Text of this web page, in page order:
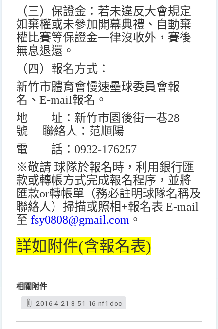
（三）保證金：若未違反大會規定
如棄權或未參加開幕典禮、自動棄
權比賽等保證金一律沒收外，賽後
無息退還。
（四）報名方式：
新竹市體育會慢速壘球委員會報
名、 E-mail報名。
地 址：新竹市園後街一巷28
號 聯絡人：范順陽
電 話： 0932-176257
※敬請 球隊於報名時，利用銀行匯
款或轉帳方式完成報名程序，並將
匯款or轉帳單（務必註明球隊名稱及
聯絡人）掃描或照相+報名表 E-mail
至 fsy0808@gmail.com 。
詳如附件(含報名表)
相關附件
2016-4-21-8-51-16-nf1.doc